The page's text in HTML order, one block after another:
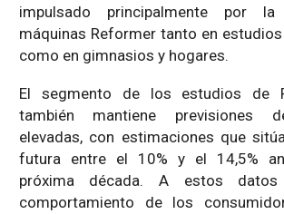
impulsado principalmente por
máquinas Reformer tanto en
como en gimnasios y hogares.
El segmento de los estudios de
también mantiene previsiones
elevadas, con estimaciones que
futura entre el 10% y el 14,5%
próxima década. A estos
comportamiento de los